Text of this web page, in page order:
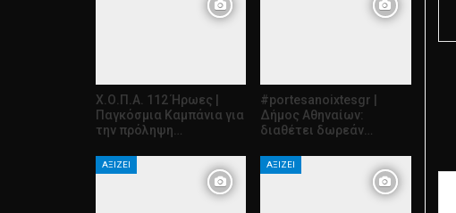
Χ.Ο.Π.Α. 112 Ήρωες |
Παγκόσμια Καμπάνια για
την πρόληψη…
#portesanoixtesgr |
Δήμος Αθηναίων:
διαθέτει δωρεάν…
ΑΞΊΖΕΙ ΑΞΊΖΕΙ